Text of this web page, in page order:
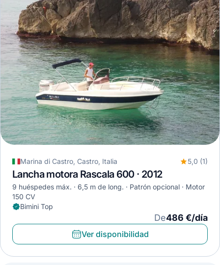
Marina di Castro, Castro, Italia 5,0 (1)
Lancha motora Rascala 600 · 2012
9 huéspedes máx. 6,5 m de long. Patrón opcional
Motor
150 CV
Bimini Top
De486 €/día
Ver disponibilidad